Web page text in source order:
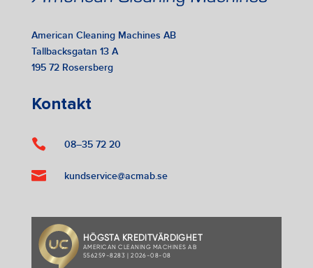
American Cleaning Machines AB
Tallbacksgatan 13 A
195 72 Rosersberg
Kontakt
 08–35 72 20
 kundservice@acmab.se